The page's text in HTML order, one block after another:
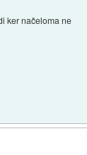
ker načeloma ne